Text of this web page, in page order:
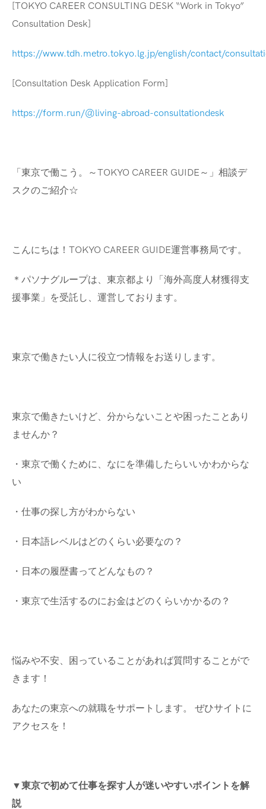
[TOKYO CAREER CONSULTING DESK “Work in Tokyo”
Consultation Desk]
https://www.tdh.metro.tokyo.lg.jp/english/contact/
[Consultation Desk Application Form]
https://form.run/@living-abroad-consultationdesk
「東京で働こう。～TOKYO CAREER GUIDE～」相談デ
スクのご紹介☆
こんにちは！TOKYO CAREER GUIDE運営事務局です。
＊パソナグループは、東京都より「海外高度人材獲得支
援事業」を受託し、運営しております。
東京で働きたい人に役立つ情報をお送りします。
東京で働きたいけど、分からないことや困ったことあり
ませんか？
・東京で働くために、なにを準備したらいいかわからな
い
・仕事の探し方がわからない
・日本語レベルはどのくらい必要なの？
・日本の履歴書ってどんなもの？
・東京で生活するのにお金はどのくらいかかるの？
悩みや不安、困っていることがあれば質問することがで
きます！
あなたの東京への就職をサポートします。 ぜひサイトに
アクセスを！
▼東京で初めて仕事を探す人が迷いやすいポイントを解
説